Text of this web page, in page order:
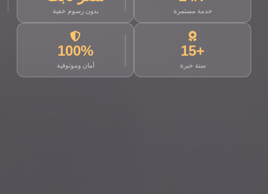
خدمة مستمرة بدون رسوم خفية
+15
سنة خبرة
100%
أمان وموثوقية